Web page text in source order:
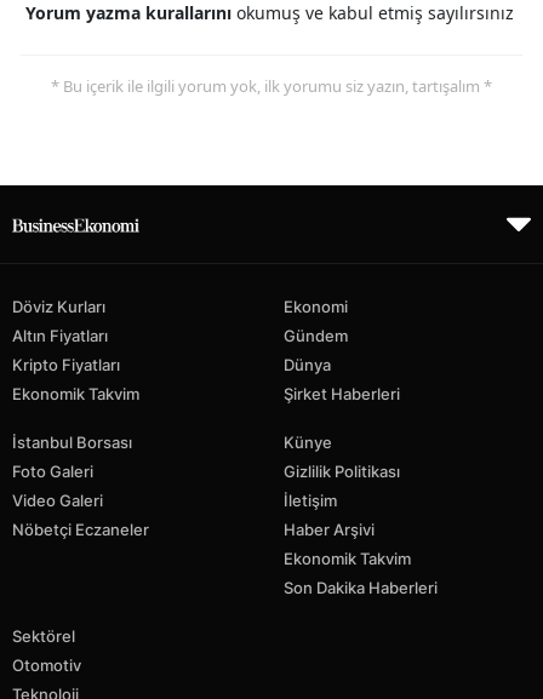
Yorum yazma kurallarını okumuş ve kabul etmiş sayılırsınız
* Bu içerik ile ilgili yorum yok, ilk yorumu siz yazın, tartışalım *
Döviz Kurları
Altın Fiyatları
Kripto Fiyatları
Ekonomik Takvim
Ekonomi
Gündem
Dünya
Şirket Haberleri
İstanbul Borsası
Foto Galeri
Video Galeri
Nöbetçi Eczaneler
Künye
Gizlilik Politikası
İletişim
Haber Arşivi
Ekonomik Takvim
Son Dakika Haberleri
Sektörel
Otomotiv
Teknoloji